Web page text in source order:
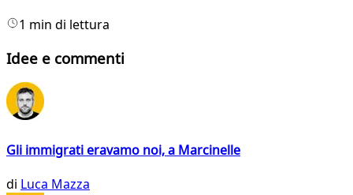
1 min di lettura
Idee e commenti
Gli immigrati eravamo noi, a Marcinelle
di Luca Mazza